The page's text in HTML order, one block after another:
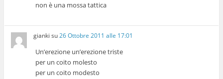
non è una mossa tattica
gianki su26 Ottobre 2011 alle 17:01
Un’erezione un’erezione triste
per un coito molesto
per un coito modesto